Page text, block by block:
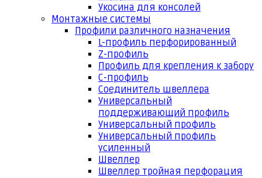
Укосина для консолей
Монтажные системы
Профили различного назначения
L-профиль перфорированный
Z-профиль
Профиль для крепления к забору
С-профиль
Соединитель швеллера
Универсальный
поддерживающий профиль
Универсальный профиль
Универсальный профиль
усиленный
Швеллер
Швеллер тройная перфорация